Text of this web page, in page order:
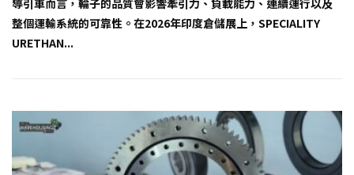
整個運輸系統的可靠性。在2026年印度倉儲展上，SPECIALITY
URETHAN...